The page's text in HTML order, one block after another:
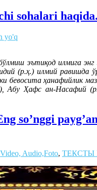
sohalari haqida.
yo'q
эътиқод илмига энг
(р.ҳ.) илмий равишда
бевосита ҳанафийлик
Абу Ҳафс ан-Насафий
so’nggi
Video, Audio,Foto, ТЕКСТЫ